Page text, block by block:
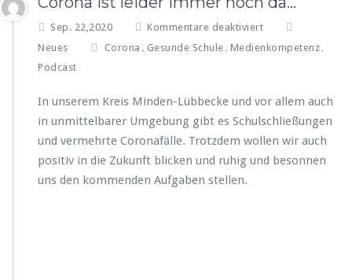
Sep. 22,2020 Kommentare deaktiviert
ü
r
o
n
a
i
Neues Corona , Gesunde Schule , Medienkompetenz,
Podcast
In unserem Kreis Minden-Lübbecke und vor allem auch
in unmittelbarer Umgebung gibt es Schulschließungen
und vermehrte Coronafälle. Trotzdem wollen wir auch
positiv in die Zukunft blicken und ruhig und besonnen
uns den kommenden Aufgaben stellen.